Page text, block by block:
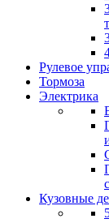
Рулевое
Тормоза
Электрика
Кузовные